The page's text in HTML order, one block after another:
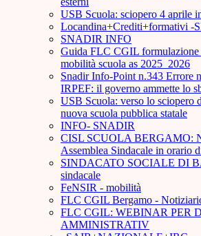
USB Scuola: sciopero 4 aprile
Locandina+Crediti+formativi -
SNADIR INFO
Guida FLC CGIL formulazione
mobilità scuola as 2025_2026
Snadir Info-Point n.343 Errore
IRPEF: il governo ammette lo
USB Scuola: verso lo sciopero
nuova scuola pubblica statale
INFO- SNADIR
CISL SCUOLA BERGAMO:
Assemblea Sindacale in orario
SINDACATO SOCIALE DI
sindacale
FeNSIR - mobilità
FLC CGIL Bergamo -
FLC CGIL: WEBINAR PER
AMMINISTRATIV